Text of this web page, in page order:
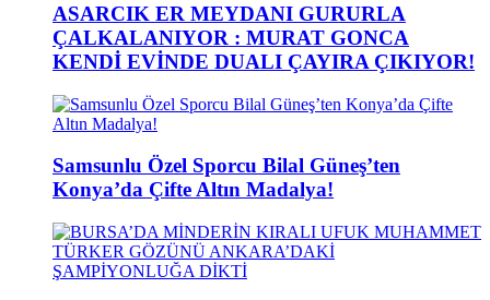
ASARCIK ER MEYDANI GURURLA
ÇALKALANIYOR : MURAT GONCA
KENDİ EVİNDE DUALI ÇAYIRA ÇIKIYOR!
Samsunlu Özel Sporcu Bilal Güneş’ten
Konya’da Çifte Altın Madalya!